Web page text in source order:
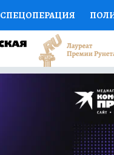
СПЕЦОПЕРАЦИЯ
НАУКА СПОРТ
ДОКТОР
ПРОГНОЗЫ НА СПОРТ